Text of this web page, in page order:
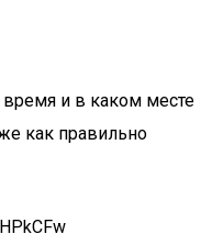
и в каком месте
как правильно